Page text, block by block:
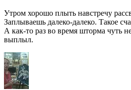
Утром хорошо плыть навстречу
Заплываешь далеко-далеко. Такое
А как-то раз во время шторма чуть
выплыл.